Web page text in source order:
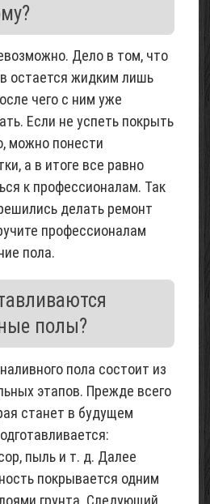
Дело в том, что
остается жидким лишь
чего с ним уже
Если не успеть покрыть
можно понести
а в итоге все равно
к профессионалам. Так
делать ремонт
профессионалам
пола.
полы?
пола состоит из
этапов. Прежде всего
станет в будущем
пыль и т. д. Далее
покрывается одним
грунта. Следующий